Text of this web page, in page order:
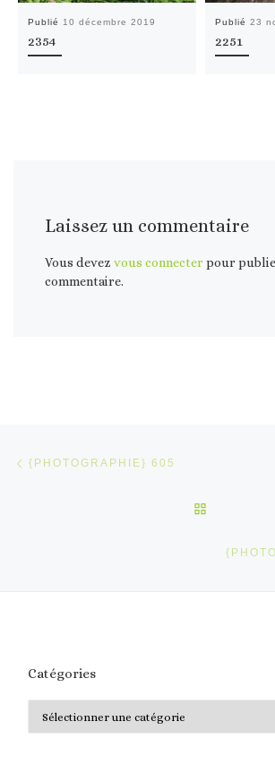
Publié 10 décembre 2019
2354
Publié 23
2251
Laissez un commentaire
Vous devezvous connecter pour
commentaire.
Parcourir les articles
{PHOTOGRAPHIE} 605
Catégories